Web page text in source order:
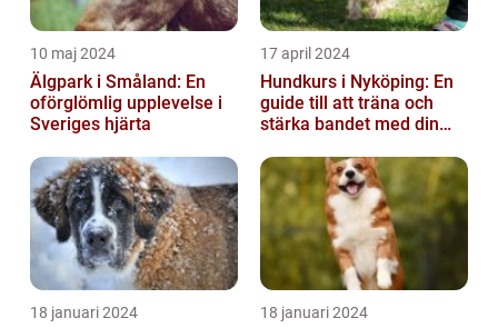
10 maj 2024
Älgpark i Småland: En
oförglömlig upplevelse i
Sveriges hjärta
17 april 2024
Hundkurs i Nyköping: En
guide till att träna och
stärka bandet med din
18 januari 2024 18 januari 2024